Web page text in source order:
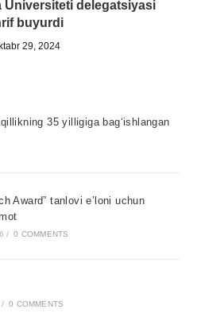
Universiteti delegatsiyasi
buyurdi
29, 2024
35 yilligiga bagʻishlangan
Award” tanlovi e’loni uchun
/ 0 COMMENTS
/ 0 COMMENTS